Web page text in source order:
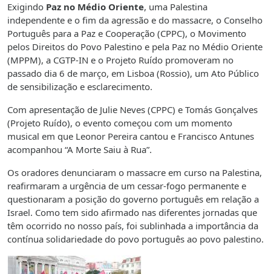
Exigindo Paz no Médio Oriente, uma Palestina
independente e o fim da agressão e do massacre, o Conselho
Português para a Paz e Cooperação (CPPC), o Movimento
pelos Direitos do Povo Palestino e pela Paz no Médio Oriente
(MPPM), a CGTP-IN e o Projeto Ruído promoveram no
passado dia 6 de março, em Lisboa (Rossio), um Ato Público
de sensibilização e esclarecimento.
Com apresentação de Julie Neves (CPPC) e Tomás Gonçalves
(Projeto Ruído), o evento começou com um momento
musical em que Leonor Pereira cantou e Francisco Antunes
acompanhou “A Morte Saiu à Rua”.
Os oradores denunciaram o massacre em curso na Palestina,
reafirmaram a urgência de um cessar-fogo permanente e
questionaram a posição do governo português em relação a
Israel. Como tem sido afirmado nas diferentes jornadas que
têm ocorrido no nosso país, foi sublinhada a importância da
contínua solidariedade do povo português ao povo palestino.